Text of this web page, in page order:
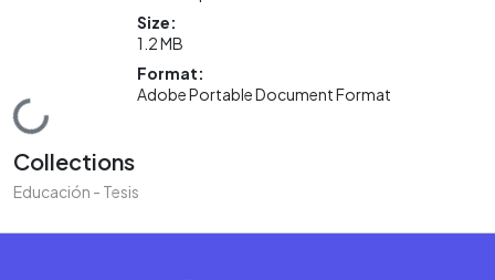
Loading...
Size:
1.2 MB
Format:
Adobe Portable Document Format
Collections
Educación - Tesis